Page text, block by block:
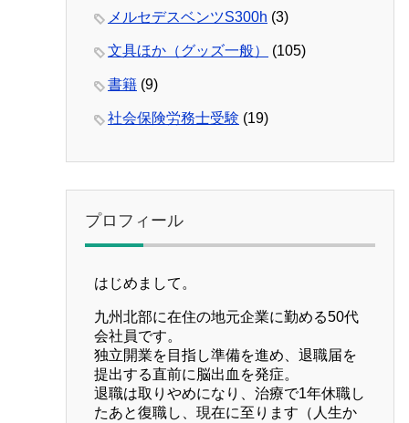
メルセデスベンツS300h (3)
文具ほか（グッズ一般） (105)
書籍 (9)
社会保険労務士受験 (19)
プロフィール
はじめまして。
九州北部に在住の地元企業に勤める50代
会社員です。
独立開業を目指し準備を進め、退職届を
提出する直前に脳出血を発症。
退職は取りやめになり、治療で1年休職し
たあと復職し、現在に至ります（人生か